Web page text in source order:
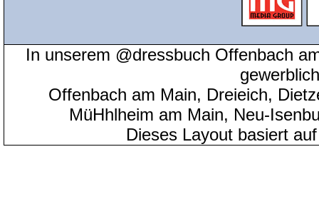
In unserem @dressbuch Offenbach
Offenbach am Main, Dreieich,
MüHhlheim am Main, Neu-
Dieses Layout basiert